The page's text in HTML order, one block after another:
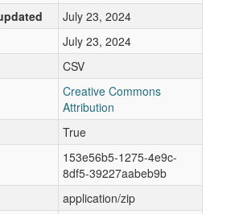
July 23, 2024
July 23, 2024
CSV
Creative Commons
Attribution
True
153e56b5-1275-4e9c-
8df5-39227aabeb9b
application/zip